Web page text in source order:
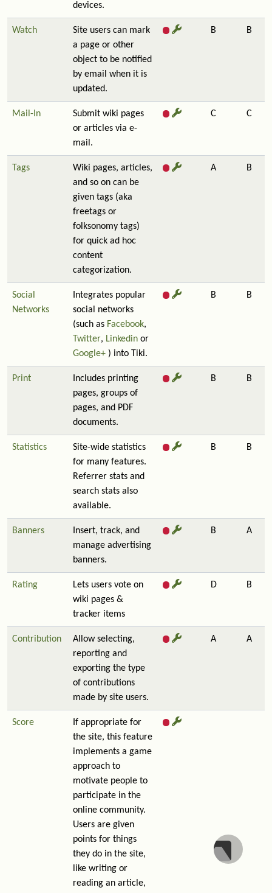
devices.
Watch
Site users can mark
a page or other
object to be notified
by email when it is
updated.
B B
Mail-In
Submit wiki pages
or articles via e-
mail.
C C
Tags
Wiki pages, articles,
and so on can be
given tags (aka
freetags or
folksonomy tags)
for quick ad hoc
content
categorization.
A B
Social
Networks
Integrates popular
social networks
(such as Facebook,
Twitter, Linkedin or
Google+ ) into Tiki.
B B
Print
Includes printing
pages, groups of
pages, and PDF
documents.
B B
Statistics
Site-wide statistics
for many features.
Referrer stats and
search stats also
available.
B B
Banners
Insert, track, and
manage advertising
banners.
B A
Rating
Lets users vote on
wiki pages &
tracker items
D B
Contribution
Allow selecting,
reporting and
exporting the type
of contributions
made by site users.
A A
Score
If appropriate for
the site, this feature
implements a game
approach to
motivate people to
participate in the
online community.
Users are given
points for things
they do in the site,
like writing or
reading an article,